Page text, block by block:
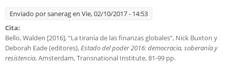
Enviado porsaneragen Vie, 02/10/2017 - 14:53
Cita:
Bello, Walden [2016], “La tiranía de las finanzas globales”, Nick Buxton y
Deborah Eade (editores),Estado del poder 2016: democracia, soberanía y
resistencia, Amsterdam, Transnational Institute, 81-99 pp.